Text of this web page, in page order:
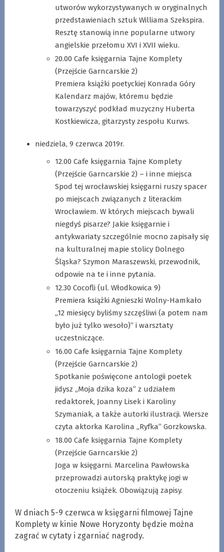
utworów wykorzystywanych w oryginalnych
przedstawieniach sztuk Williama Szekspira.
Resztę stanowią inne popularne utwory
angielskie przełomu XVI i XVII wieku.
20.00 Cafe księgarnia Tajne Komplety
(Przejście Garncarskie 2)
Premiera książki poetyckiej Konrada Góry
Kalendarz majów, któremu będzie
towarzyszyć podkład muzyczny Huberta
Kostkiewicza, gitarzysty zespołu Kurws.
niedziela, 9 czerwca 2019r.
12.00 Cafe księgarnia Tajne Komplety
(Przejście Garncarskie 2) – i inne miejsca
Spod tej wrocławskiej księgarni ruszy spacer
po miejscach związanych z literackim
Wrocławiem. W których miejscach bywali
niegdyś pisarze? Jakie księgarnie i
antykwariaty szczególnie mocno zapisały się
na kulturalnej mapie stolicy Dolnego
Śląska? Szymon Maraszewski, przewodnik,
odpowie na te i inne pytania.
12.30 Cocofli (ul. Włodkowica 9)
Premiera książki Agnieszki Wolny-Hamkało
„12 miesięcy byliśmy szczęśliwi (a potem nam
było już tylko wesoło)” i warsztaty
uczestniczące.
16.00 Cafe księgarnia Tajne Komplety
(Przejście Garncarskie 2)
Spotkanie poświęcone antologii poetek
jidysz „Moja dzika koza” z udziałem
redaktorek, Joanny Lisek i Karoliny
Szymaniak, a także autorki ilustracji. Wiersze
czyta aktorka Karolina „Ryfka” Gorzkowska.
18.00 Cafe księgarnia Tajne Komplety
(Przejście Garncarskie 2)
Joga w księgarni. Marcelina Pawłowska
przeprowadzi autorską praktykę jogi w
otoczeniu książek. Obowiązują zapisy.
W dniach 5-9 czerwca w księgarni filmowej Tajne
Komplety w kinie Nowe Horyzonty będzie można
zagrać w cytaty i zgarniać nagrody.